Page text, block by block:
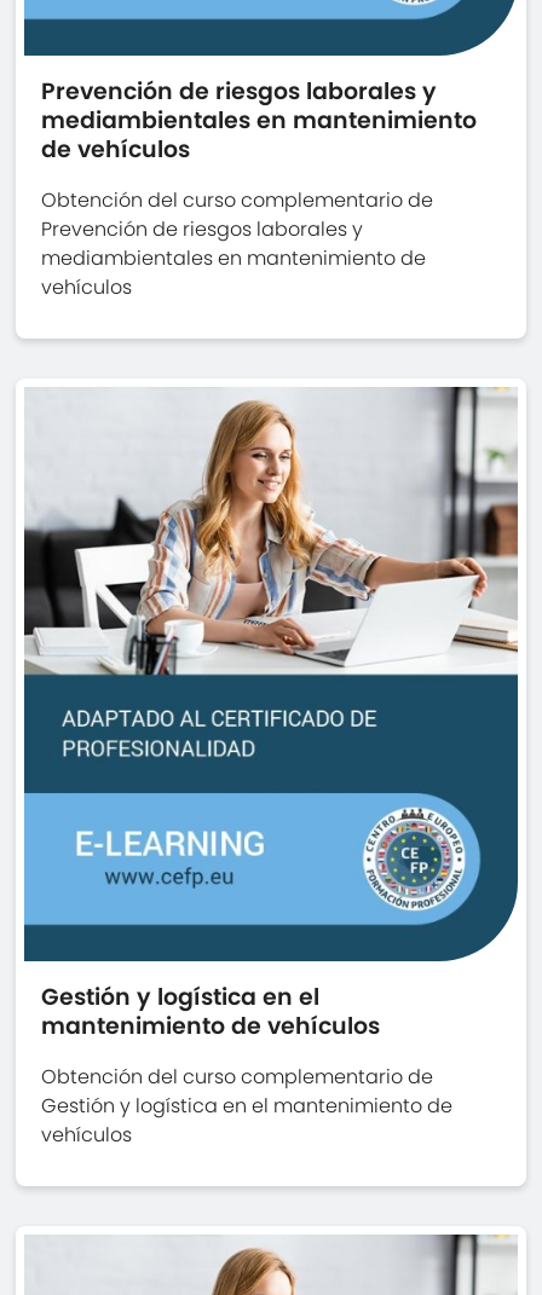
Prevención de riesgos laborales y
mediambientales en mantenimiento
de vehículos
Obtención del curso complementario de
Prevención de riesgos laborales y
mediambientales en mantenimiento de
vehículos
Gestión y logística en el
mantenimiento de vehículos
Obtención del curso complementario de
Gestión y logística en el mantenimiento de
vehículos